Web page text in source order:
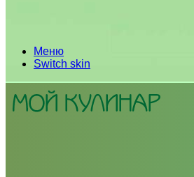
Меню
Switch skin